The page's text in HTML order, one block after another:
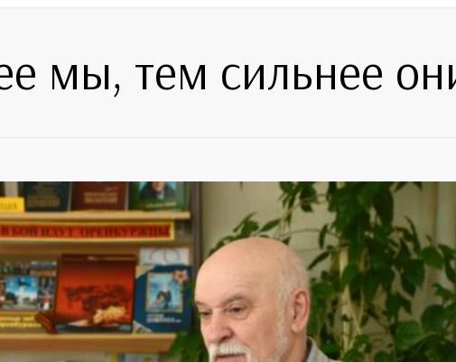
мы, тем сильнее